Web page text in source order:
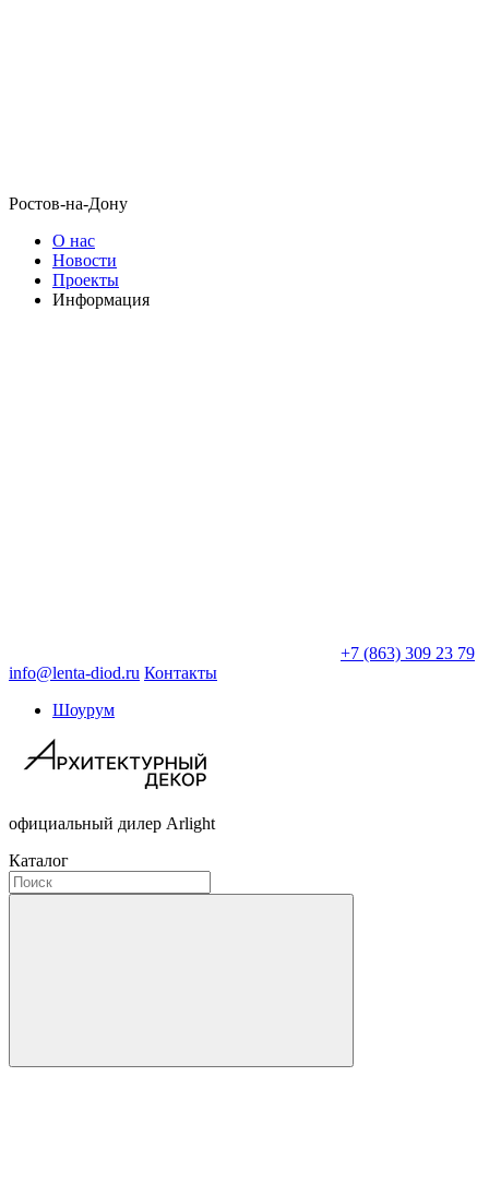
Ростов-на-Дону
О нас
Новости
Проекты
Информация
+7 (863) 309 23 79
info@lenta-diod.ru Контакты
Шоурум
официальный дилер Arlight
Каталог